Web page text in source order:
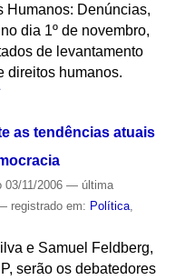
Humanos: Denúncias,
dia 1º de novembro,
de levantamento
direitos humanos.
as tendências atuais
03/11/2006 — última
registrado em: Política,
e Samuel Feldberg,
serão os debatedores